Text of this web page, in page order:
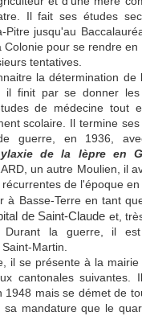
Il fait ses études
Pitre jusqu'au
Colonie pour se rendre en
tentatives.
la détermination de
il finit par se donner
de médecine tout
scolaire. Il termine
guerre, en 1936,
de la lèpre en
un autre Moulien, il
de l'époque en
Basse-Terre en tant
de Saint-Claude et,
Durant la guerre, il
Martin.
se présente à la mairie
cantonales suivantes.
1948 mais se démet de
sa mandature que le